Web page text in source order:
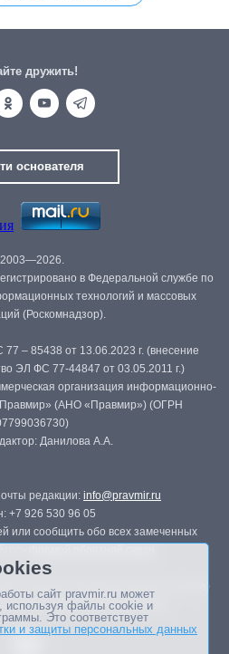
дружить!
основателя
в Федеральной службе по
технологий и массовых
(Роскомнадзор).
– 85438 от 13.06.2023 г. (внесение
ЭЛ ФС 77-44847 от 03.05.2011 г.)
организация информационно-
(АНО «Правмир») (ОГРН
Данилова А.А.
редакции: info@pravmir.ru
+7 926 530 96 05
или сообщить обо всех замеченных
в печатных изданиях (книгах, прессе)
разрешения редакции.
сайт pravmir.ru может
используя файлы cookie и
Это соответствует
и защиты персональных данных